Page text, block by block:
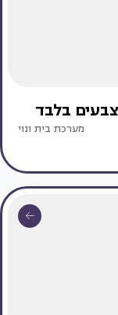
בלבד
מערכת בית ונוי